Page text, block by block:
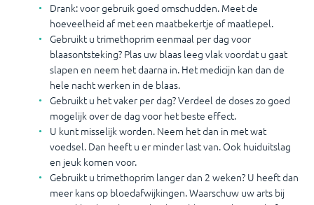
Drank: voor gebruik goed omschudden. Meet de
hoeveelheid af met een maatbekertje of maatlepel.
Gebruikt u trimethoprim eenmaal per dag voor
blaasontsteking? Plas uw blaas leeg vlak voordat u gaat
slapen en neem het daarna in. Het medicijn kan dan de
hele nacht werken in de blaas.
Gebruikt u het vaker per dag? Verdeel de doses zo goed
mogelijk over de dag voor het beste effect.
U kunt misselijk worden. Neem het dan in met wat
voedsel. Dan heeft u er minder last van. Ook huiduitslag
en jeuk komen voor.
Gebruikt u trimethoprim langer dan 2 weken? U heeft dan
meer kans op bloedafwijkingen. Waarschuw uw arts bij